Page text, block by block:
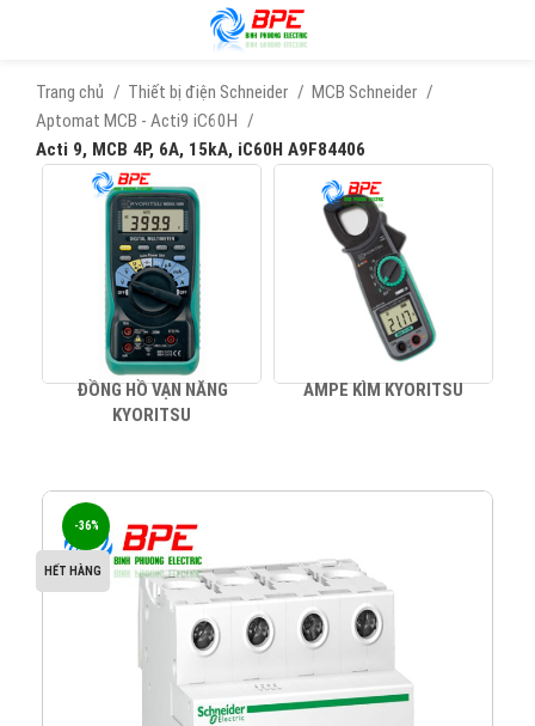
Trang chủ Thiết bị điện Schneider
MCB Schneider
Aptomat MCB - Acti9 iC60H
Acti 9, MCB 4P, 6A, 15kA, iC60H A9F84406
ĐỒNG HỒ VẠN NĂNG
KYORITSU
AMPE KÌM KYORITSU
-36%
HẾT HÀNG